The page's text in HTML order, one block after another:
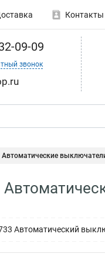
Контакты
09-09
звонок
Автоматические
Автоматический